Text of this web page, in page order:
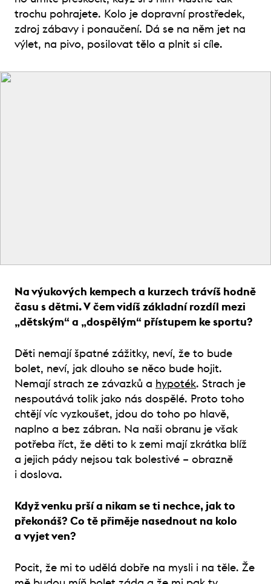
trochu pohrajete. Kolo je dopravní prostředek,
zdroj zábavy i ponaučení. Dá se na něm jet na
výlet, na pivo, posilovat tělo a plnit si cíle.
Na výukových kempech a kurzech trávíš hodně
času s dětmi. V čem vidíš základní rozdíl mezi
„dětským“ a „dospělým“ přístupem ke sportu?
Děti nemají špatné zážitky, neví, že to bude
bolet, neví, jak dlouho se něco bude hojit.
Nemají strach ze závazků a hypoték. Strach je
nespoutává tolik jako nás dospělé. Proto toho
chtějí víc vyzkoušet, jdou do toho po hlavě,
naplno a bez zábran. Na naši obranu je však
potřeba říct, že děti to k zemi mají zkrátka blíž
a jejich pády nejsou tak bolestivé – obrazně
i doslova.
Když venku prší a nikam se ti nechce, jak to
překonáš? Co tě přiměje nasednout na kolo
a vyjet ven?
Pocit, že mi to udělá dobře na mysli i na těle. Že